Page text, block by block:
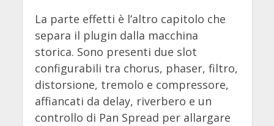
La parte effetti è l’altro capitolo che
separa il plugin dalla macchina
storica. Sono presenti due slot
configurabili tra chorus, phaser, filtro,
distorsione, tremolo e compressore,
affiancati da delay, riverbero e un
controllo di Pan Spread per allargare